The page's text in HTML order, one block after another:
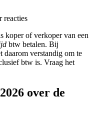
reacties
koper of verkoper van een
btw betalen. Bij
daarom verstandig om te
btw is. Vraag het
over de